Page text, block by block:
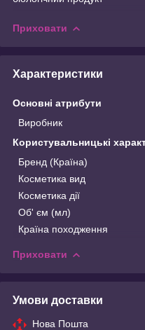
Приховати
Характеристики
Основні атрибути
Виробник
Користувальницькі
Бренд (Країна)
Косметика вид
Косметика дії
Об' єм (мл)
Країна походження
Приховати
Умови доставки
Нова Пошта